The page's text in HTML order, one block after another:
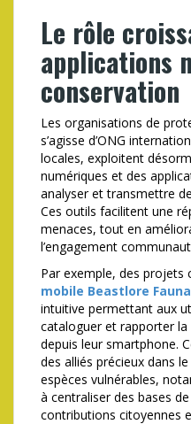
Le rôle
applications
conservation
Les organisations de
s’agisse d’ONG
locales, exploitent
numériques et des
analyser et transmettre
Ces outils facilitent une
menaces, tout en
l’engagement
Par exemple, des projets
mobile Beastlore Fauna
intuitive permettant aux
cataloguer et rapporter
depuis leur smartphone.
des alliés précieux dans
espèces vulnérables,
à centraliser des bases
contributions citoyennes